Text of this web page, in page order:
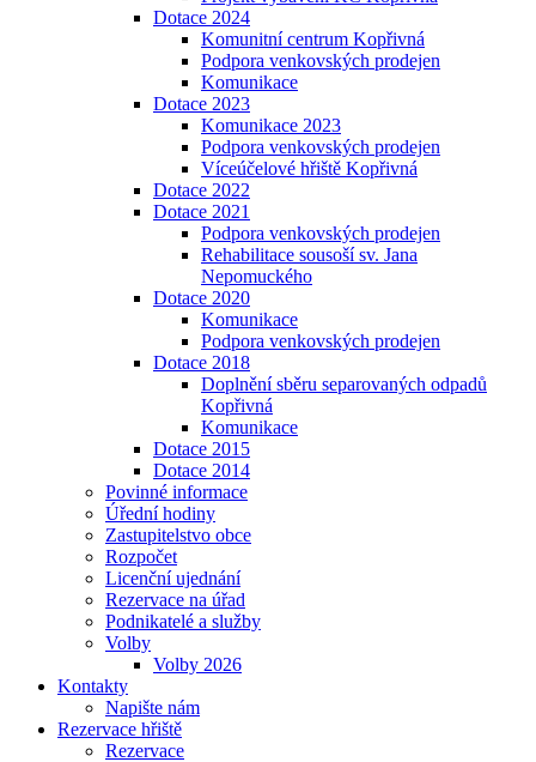
Dotace 2024
Komunitní centrum Kopřivná
Podpora venkovských prodejen
Komunikace
Dotace 2023
Komunikace 2023
Podpora venkovských prodejen
Víceúčelové hřiště Kopřivná
Dotace 2022
Dotace 2021
Podpora venkovských prodejen
Rehabilitace sousoší sv. Jana
Nepomuckého
Dotace 2020
Komunikace
Podpora venkovských prodejen
Dotace 2018
Doplnění sběru separovaných odpadů
Kopřivná
Komunikace
Dotace 2015
Dotace 2014
Povinné informace
Úřední hodiny
Zastupitelstvo obce
Rozpočet
Licenční ujednání
Rezervace na úřad
Podnikatelé a služby
Volby
Volby 2026
Kontakty
Napište nám
Rezervace hřiště
Rezervace